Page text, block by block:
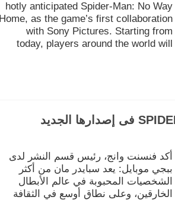
hotly anticipated Spider-Man: No Way
Home, as the game’s first collaboration
with Sony Pictures. Starting from
today, players around the world will
أكد فنسنت وانج، رئيس قسم النشر لدى
ببجي موبايل: يعد سبايدر مان من أكثر
الشخصيات المحبوبة في عالم الأبطال
الخارقين، وعلى نطاق أوسع في الثقافة